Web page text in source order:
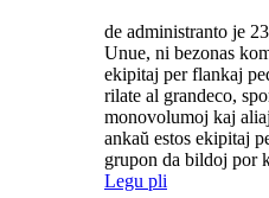
de administranto je
Unue, ni bezonas
ekipitaj per flankaj
rilate al grandeco,
monovolumoj kaj
ankaŭ estos ekipitaj
grupon da bildoj por
Legu pli